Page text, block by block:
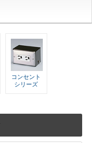
コンセント
シリーズ